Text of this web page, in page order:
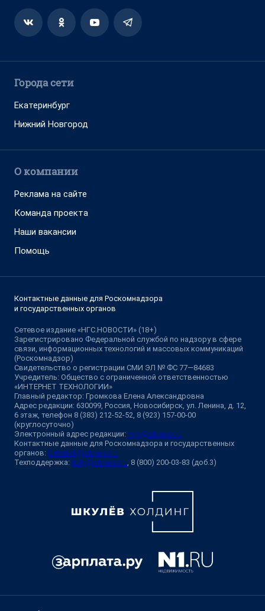
Города сети
Екатеринбург
Нижний Новгород
О компании
Реклама на сайте
Команда проекта
Наши вакансии
Помощь
Контактные данные для Роскомнадзора
и государственных органов
Сетевое издание «НГС.НОВОСТИ» (18+)
Зарегистрировано Федеральной службой по надзору в сфере
связи, информационных технологий и массовых коммуникаций
(Роскомнадзор)
Свидетельство о регистрации СМИ ЭЛ № ФС 77—84683
Учредитель: Общество с ограниченной ответственностью
«ИНТЕРНЕТ ТЕХНОЛОГИИ»
Главный редактор: Громкова Елена Александровна
Адрес редакции: 630099, Россия, Новосибирск, ул. Ленина, д. 12,
6 этаж, телефон 8 (383) 212-52-52, 8 (923) 157-00-00
(круглосуточно)
Электронный адрес редакции: ngs@shkulev.ru
Контактные данные для Роскомнадзора и государственных
органов: juristnsk@shkulev.ru
Техподдержка: help@shkulev.ru, 8 (800) 200-03-83 (доб.3)